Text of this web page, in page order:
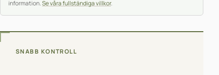
information.Se våra fullständiga villkor.
SNABB KONTROLL